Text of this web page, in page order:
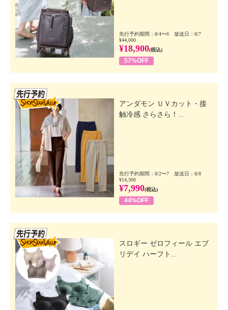
先行予約期間：8/4〜6 放送日：8/7
¥44,000
¥18,900(税込)
57%OFF
アンダモン ＵＶカット・接
触冷感 さらさら！...
先行予約期間：8/2〜7 放送日：8/8
¥14,300
¥7,990(税込)
44%OFF
スロギー ゼロフィール エブ
リデイ ハーフト...